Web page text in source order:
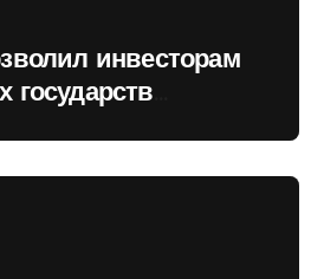
инвесторам
государств